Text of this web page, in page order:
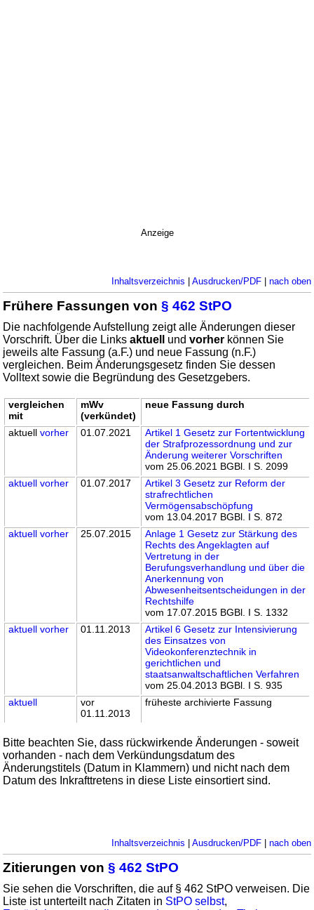
Anzeige
Inhaltsverzeichnis | Ausdrucken/PDF| nach oben
Frühere Fassungen von§ 462 StPO
Die nachfolgende Aufstellung zeigt alle Änderungen dieser
Vorschrift. Über die Linksaktuell undvorher können Sie
jeweils alte Fassung (a.F.) und neue Fassung (n.F.)
vergleichen. Beim Änderungsgesetz finden Sie dessen
Volltext sowie die Begründung des Gesetzgebers.
vergleichen
mit
mWv
(verkündet)
neue Fassung durch
aktuellvorher 01.07.2021
Artikel 1 Gesetz zur Fortentwicklung
der Strafprozessordnung und zur
Änderung weiterer Vorschriften
vom 25.06.2021 BGBl. I S. 2099
aktuell vorher 01.07.2017
Artikel 3 Gesetz zur Reform der
strafrechtlichen
Vermögensabschöpfung
vom 13.04.2017 BGBl. I S. 872
aktuell vorher 25.07.2015
Anlage 1 Gesetz zur Stärkung des
Rechts des Angeklagten auf
Vertretung in der
Berufungsverhandlung und über die
Anerkennung von
Abwesenheitsentscheidungen in der
Rechtshilfe
vom 17.07.2015 BGBl. I S. 1332
aktuell vorher 01.11.2013
Artikel 6 Gesetz zur Intensivierung
des Einsatzes von
Videokonferenztechnik in
gerichtlichen und
staatsanwaltschaftlichen Verfahren
vom 25.04.2013 BGBl. I S. 935
aktuell
vor
01.11.2013
früheste archivierte Fassung
Bitte beachten Sie, dass rückwirkende Änderungen - soweit
vorhanden - nach dem Verkündungsdatum des
Änderungstitels (Datum in Klammern) und nicht nach dem
Datum des Inkrafttretens in diese Liste einsortiert sind.
Inhaltsverzeichnis | Ausdrucken/PDF| nach oben
Zitierungen von§ 462 StPO
Sie sehen die Vorschriften, die auf § 462 StPO verweisen. Die
Liste ist unterteilt nach Zitaten in StPO selbst,